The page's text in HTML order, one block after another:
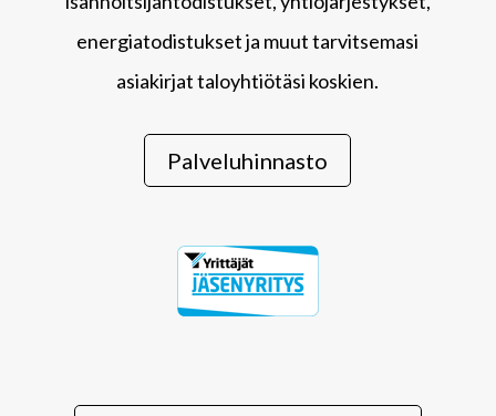
energiatodistukset ja muut tarvitsemasi
asiakirjat taloyhtiötäsi koskien.
Palveluhinnasto